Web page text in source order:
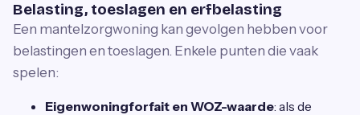
Belasting, toeslagen en erfbelasting
Een mantelzorgwoning kan gevolgen hebben voor
belastingen en toeslagen. Enkele punten die vaak
spelen:
Eigenwoningforfait en WOZ-waarde: als de